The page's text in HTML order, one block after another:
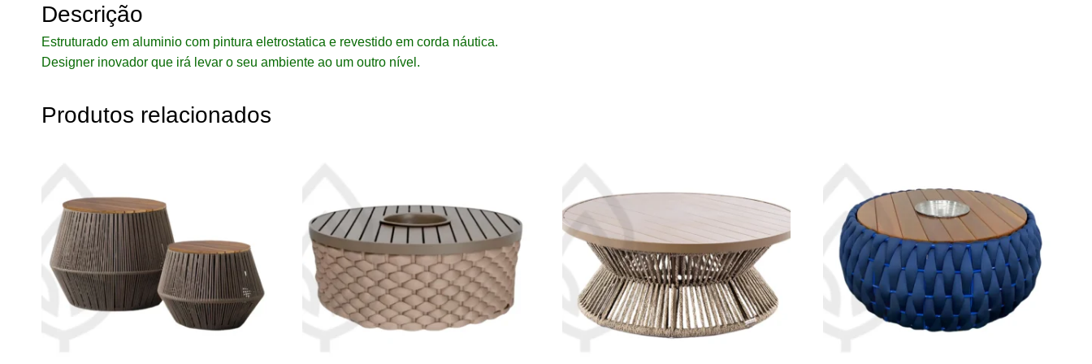
Descrição
Estruturado em aluminio com pintura eletrostatica e revestido em corda náutica.
Designer inovador que irá levar o seu ambiente ao um outro nível.
Produtos relacionados